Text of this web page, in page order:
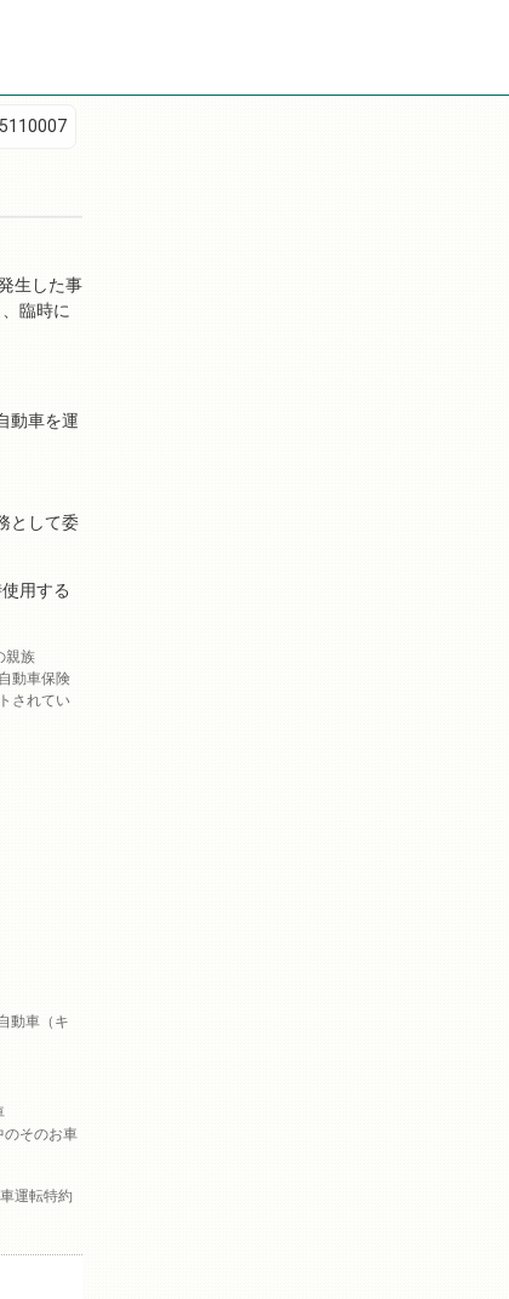
生した事
臨時に
動車を運
として委
用する
親族
動車保険
されてい
動車（キ
のそのお車
運転特約